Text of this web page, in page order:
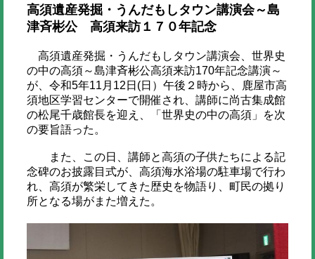
高須遺産発掘・うんだもしタウン講演会～島
津斉彬公 高須来訪１７０年記念
高須遺産発掘・うんだもしタウン講演会、世界史
の中の高須～島津斉彬公高須来訪170年記念講演～
が、令和5年11月12日(日）午後２時から、鹿屋市高
須地区学習センターで開催され、講師に尚古集成館
の松尾千歳館長を迎え、「世界史の中の高須」を次
の要旨語った。
また、この日、講師と高須の子供たちによる記
念碑のお披露目式が、高須海水浴場の駐車場で行わ
れ、高須が繁栄してきた歴史を物語り、町民の拠り
所となる場がまた増えた。